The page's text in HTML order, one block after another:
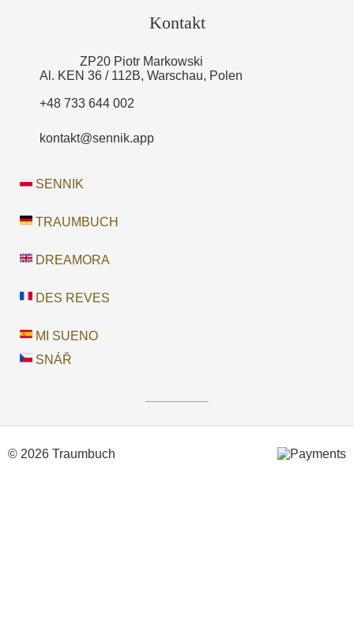
Kontakt
ZP20 Piotr Markowski
Al. KEN 36 / 112B, Warschau, Polen
+48 733 644 002
kontakt@sennik.app
SENNIK
TRAUMBUCH
DREAMORA
DES REVES
MI SUENO
SNÁŘ
© 2026 Traumbuch